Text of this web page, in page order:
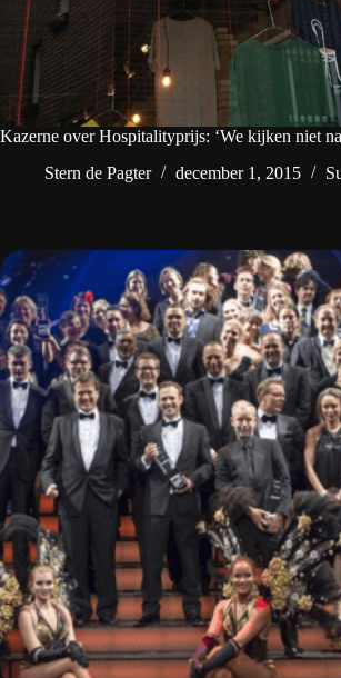
Kazerne over Hospitalityprijs: ‘We kijken niet
Stern de Pagter
december 1, 2015